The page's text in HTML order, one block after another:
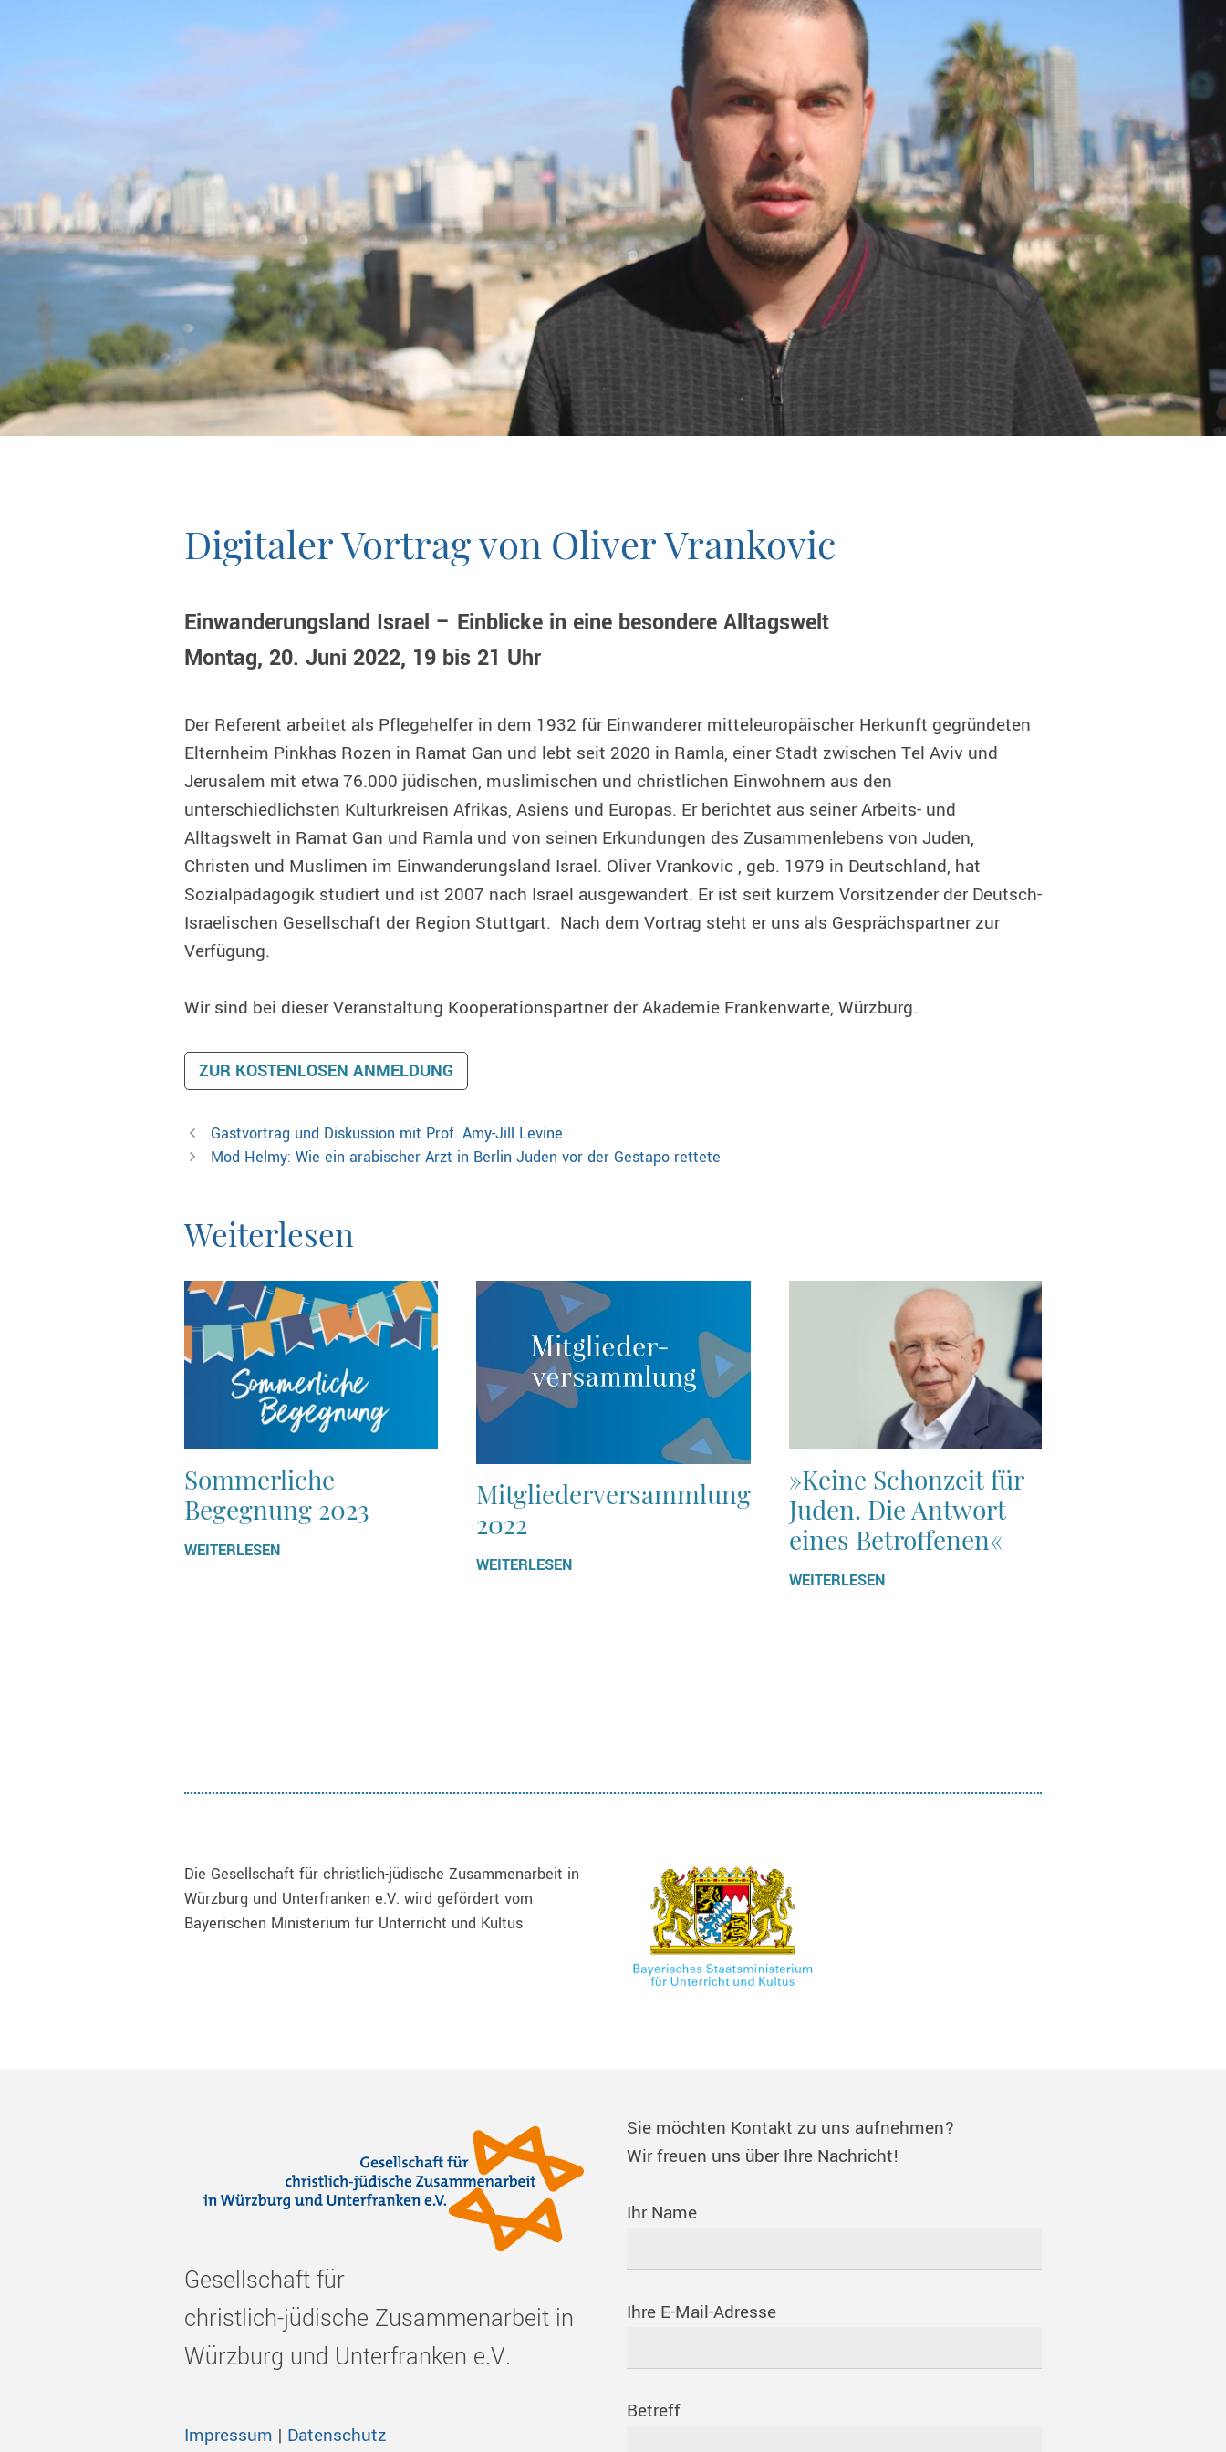
Digitaler Vortrag von Oliver Vrankovic
Einwanderungsland Israel – Einblicke in eine besondere Alltagswelt
Montag, 20. Juni 2022, 19 bis 21 Uhr
Der Referent arbeitet als Pflegehelfer in dem 1932 für Einwanderer mitteleuropäischer Herkunft gegründeten
Elternheim Pinkhas Rozen in Ramat Gan und lebt seit 2020 in Ramla, einer Stadt zwischen Tel Aviv und
Jerusalem mit etwa 76.000 jüdischen, muslimischen und christlichen Einwohnern aus den
unterschiedlichsten Kulturkreisen Afrikas, Asiens und Europas. Er berichtet aus seiner Arbeits- und
Alltagswelt in Ramat Gan und Ramla und von seinen Erkundungen des Zusammenlebens von Juden,
Christen und Muslimen im Einwanderungsland Israel. Oliver Vrankovic , geb. 1979 in Deutschland, hat
Sozialpädagogik studiert und ist 2007 nach Israel ausgewandert. Er ist seit kurzem Vorsitzender der Deutsch-
Israelischen Gesellschaft der Region Stuttgart. Nach dem Vortrag steht er uns als Gesprächspartner zur
Verfügung.
Wir sind bei dieser Veranstaltung Kooperationspartner der Akademie Frankenwarte, Würzburg.
ZUR KOSTENLOSEN ANMELDUNG
Gastvortrag und Diskussion mit Prof. Amy-Jill Levine
Mod Helmy: Wie ein arabischer Arzt in Berlin Juden vor der Gestapo rettete
Weiterlesen
Sommerliche
Begegnung 2023
WEITERLESEN
Mitgliederversammlung
2022
WEITERLESEN
»Keine Schonzeit für
Juden. Die Antwort
eines Betroffenen«
WEITERLESEN
Die Gesellschaft für christlich-jüdische Zusammenarbeit in
Würzburg und Unterfranken e.V. wird gefördert vom
Bayerischen Ministerium für Unterricht und Kultus
Gesellschaft für
christlich-jüdische Zusammenarbeit in
Würzburg und Unterfranken e.V.
Impressum | Datenschutz
Sie möchten Kontakt zu uns aufnehmen?
Wir freuen uns über Ihre Nachricht!
Ihr Name
Ihre E-Mail-Adresse
Betreff